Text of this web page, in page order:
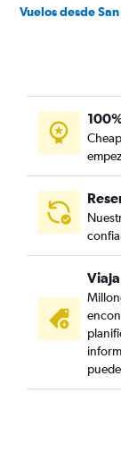
Vuelos desde